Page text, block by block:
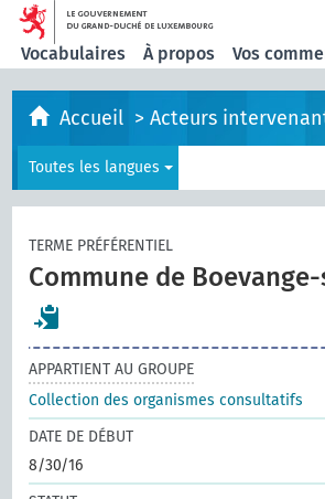
Vocabulaires À propos Vos
Accueil >Acteurs intervenant dans
Toutes les langues
TERME PRÉFÉRENTIEL
Commune de
APPARTIENT AU GROUPE
Collection des organismes consultatifs
DATE DE DÉBUT
8/30/16